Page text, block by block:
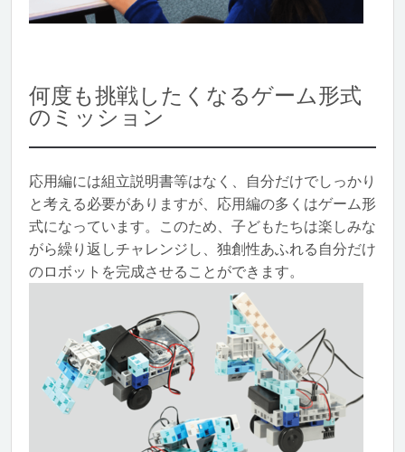
何度も挑戦したくなるゲーム形式
のミッション
応用編には組立説明書等はなく、自分だけでしっかり
と考える必要がありますが、応用編の多くはゲーム形
式になっています。このため、子どもたちは楽しみな
がら繰り返しチャレンジし、独創性あふれる自分だけ
のロボットを完成させることができます。